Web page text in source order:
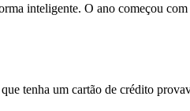
inteligente. O ano começou
tenha um cartão de crédito